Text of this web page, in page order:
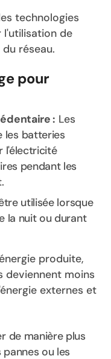
technologies
l'utilisation de
du réseau.
pour
: Les
les batteries
l'électricité
pendant les
utilisée lorsque
la nuit ou durant
produite,
deviennent moins
externes et
de manière plus
ou les